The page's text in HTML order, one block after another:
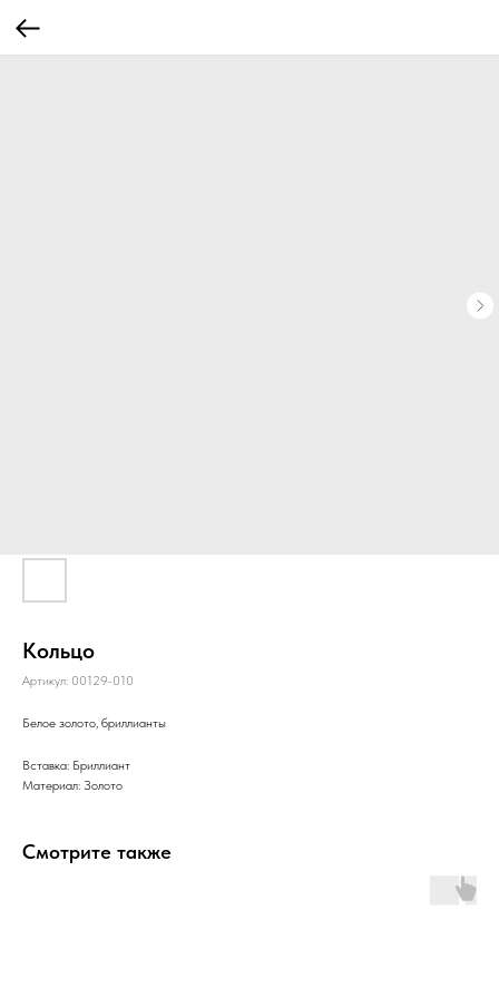
Кольцо
Артикул: 00129-010
Белое золото, бриллианты
Вставка: Бриллиант
Материал: Золото
Смотрите также